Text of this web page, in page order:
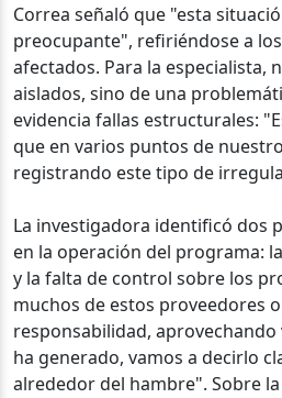
Correa señaló que "esta
preocupante", refiriéndose a
afectados. Para la especialista,
aislados, sino de una
evidencia fallas estructurales:
que en varios puntos de
registrando este tipo de
La investigadora identificó dos
en la operación del programa:
y la falta de control sobre los
muchos de estos proveedores
responsabilidad, aprovechando
ha generado, vamos a decirlo
alrededor del hambre". Sobre